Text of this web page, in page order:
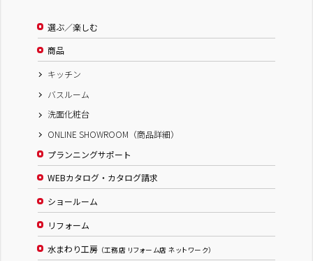
選ぶ／楽しむ
商品
キッチン
バスルーム
洗面化粧台
ONLINE SHOWROOM（商品詳細）
プランニングサポート
WEBカタログ・カタログ請求
ショールーム
リフォーム
水まわり工房 （工務店 リフォーム店 ネットワーク）